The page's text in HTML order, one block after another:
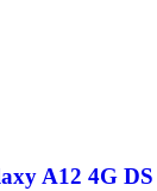
A12 4G